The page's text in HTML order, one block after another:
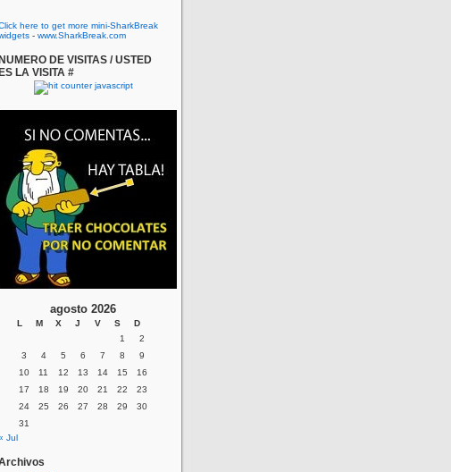
here to get more mini-SharkBreak
- www.SharkBreak.com
NUMERO DE VISITAS / USTED
ES LA VISITA #
agosto 2026
L M X J V S
D
1
2
3
4 5 6 7 8
9
10
11 12 13 14 15
16
17
18 19 20 21 22
23
24
25 26 27 28 29
30
31
Jul